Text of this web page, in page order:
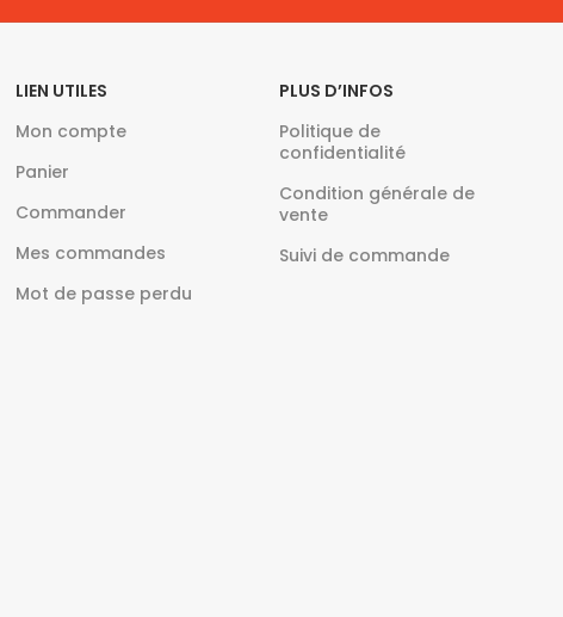
LIEN UTILES
Mon compte
Panier
Commander
Mes commandes
Mot de passe perdu
PLUS D’INFOS
Politique de
confidentialité
Condition générale de
vente
Suivi de commande